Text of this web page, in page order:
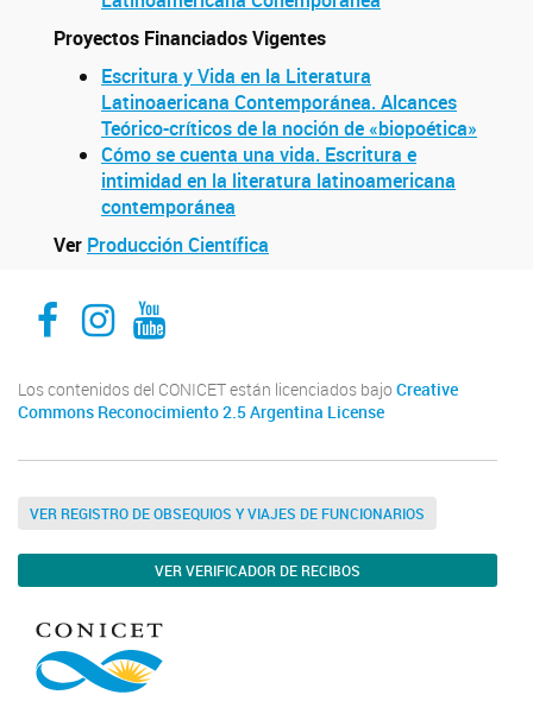
Proyectos Financiados Vigentes
Escritura y Vida en la Literatura
Latinoaericana Contemporánea. Alcances
Teórico-críticos de la noción de «biopoética»
Cómo se cuenta una vida. Escritura e
intimidad en la literatura latinoamericana
contemporánea
Ver Producción Científica
Facebook
Instagram
Youtube
Los contenidos del CONICET están licenciados bajo Creative
Commons Reconocimiento 2.5 Argentina License
VER REGISTRO DE OBSEQUIOS Y VIAJES DE FUNCIONARIOS
VER VERIFICADOR DE RECIBOS